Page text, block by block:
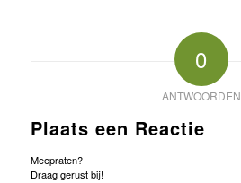
0
ANTWOORDEN
Plaats een Reactie
Meepraten?
Draag gerust bij!